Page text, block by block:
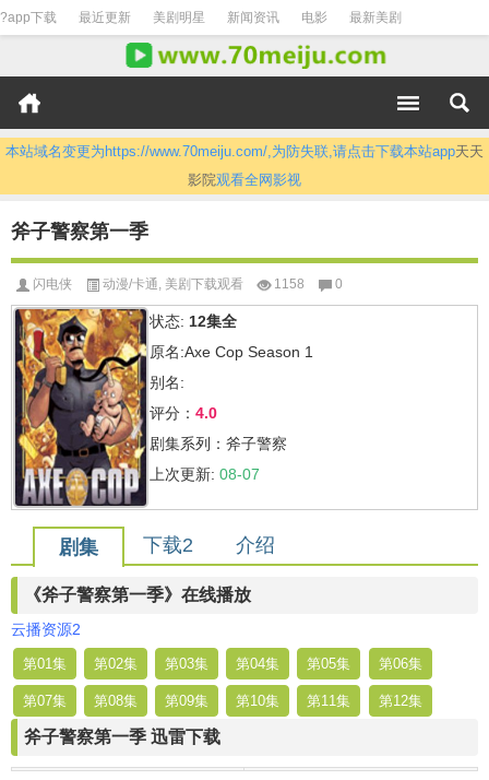
?app下载 最近更新 美剧明星 新闻资讯 电影 最新美剧
本站域名变更为https://www.70meiju.com/,为防失联,请点击下载本站app天天
影院观看全网影视
斧子警察第一季
闪电侠 动漫/卡通, 美剧下载观看 1158 0
状态: 12集全
原名:Axe Cop Season 1
别名:
评分： 4.0
剧集系列：斧子警察
上次更新: 08-07
剧集 下载2 介绍
《斧子警察第一季》在线播放
云播资源2
第01集 第02集 第03集 第04集 第05集 第06集
第07集 第08集 第09集 第10集 第11集 第12集
斧子警察第一季 迅雷下载